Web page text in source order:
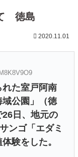
徳島
2020.11.01
た室戸阿南
公園」（徳
日、地元の
ンゴ「エダミ
験をした。